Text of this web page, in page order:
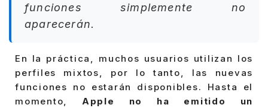
funciones simplemente no
aparecerán.
En la práctica, muchos usuarios utilizan los
perfiles mixtos, por lo tanto, las nuevas
funciones no estarán disponibles. Hasta el
momento, Apple no ha emitido un